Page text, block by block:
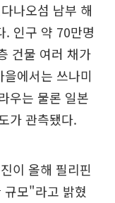
나오섬 남부 해
. 인구 약 70만명
건물 여러 채가
에서는 쓰나미
우는 물론 일본
가 관측됐다.
이 올해 필리핀
규모"라고 밝혔